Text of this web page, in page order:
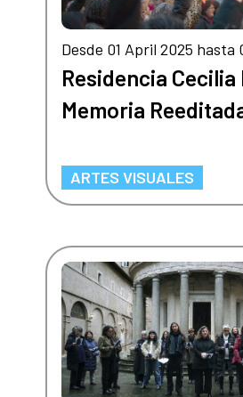
Desde 01 April 2025 hasta
Residencia
Memoria
ARTES VISUALES